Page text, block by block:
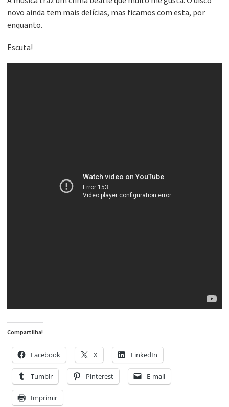
novo ainda tem mais delícias, mas ficamos com esta, por
enquanto.
Escuta!
Compartilha!
Facebook X LinkedIn
Tumblr Pinterest E-mail
Imprimir